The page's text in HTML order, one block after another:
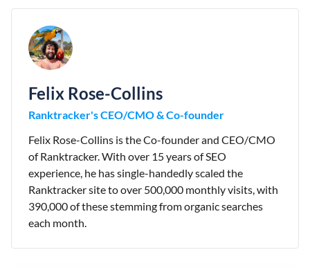
Felix Rose-Collins
Ranktracker's CEO/CMO & Co-founder
Felix Rose-Collins is the Co-founder and CEO/CMO
of Ranktracker. With over 15 years of SEO
experience, he has single-handedly scaled the
Ranktracker site to over 500,000 monthly visits, with
390,000 of these stemming from organic searches
each month.